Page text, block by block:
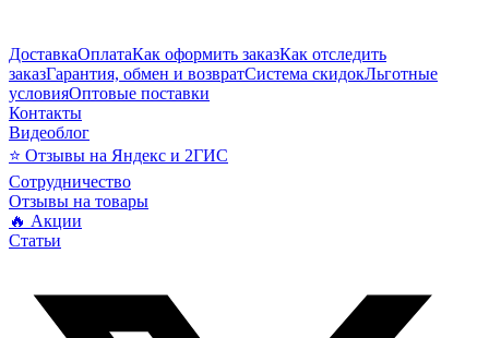
ДоставкаОплатаКак оформить заказКак отследить
заказГарантия, обмен и возвратСистема скидокЛьготные
условияОптовые поставки
Контакты
Видеоблог
⭐ Отзывы на Яндекс и 2ГИС
Сотрудничество
Отзывы на товары
🔥 Акции
Статьи